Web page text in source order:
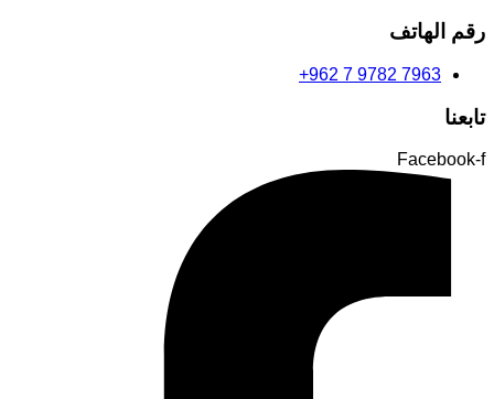
رقم الهاتف
+962 7 9782 7963
تابعنا
Facebook-f